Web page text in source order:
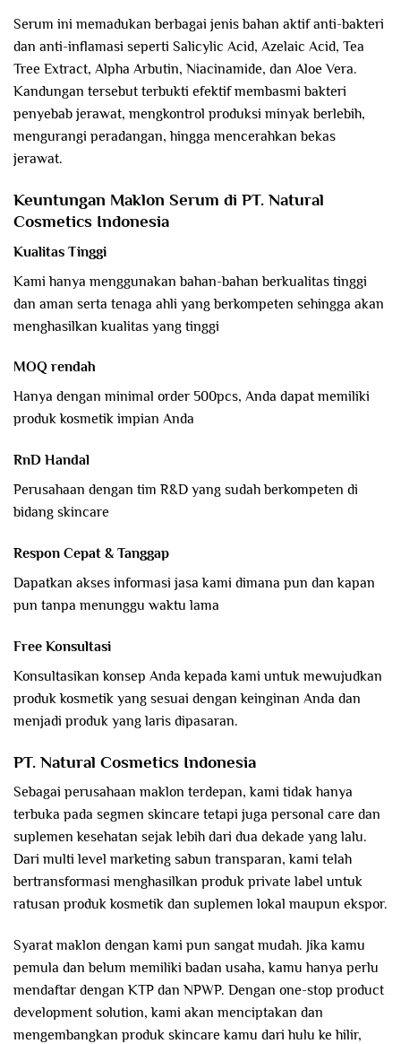
Serum ini memadukan berbagai jenis bahan aktif anti-bakteri
dan anti-inflamasi seperti Salicylic Acid, Azelaic Acid, Tea
Tree Extract, Alpha Arbutin, Niacinamide, dan Aloe Vera.
Kandungan tersebut terbukti efektif membasmi bakteri
penyebab jerawat, mengkontrol produksi minyak berlebih,
mengurangi peradangan, hingga mencerahkan bekas
jerawat.
Keuntungan Maklon Serum di PT. Natural
Cosmetics Indonesia
Kualitas Tinggi
Kami hanya menggunakan bahan-bahan berkualitas tinggi
dan aman serta tenaga ahli yang berkompeten sehingga akan
menghasilkan kualitas yang tinggi
MOQ rendah
Hanya dengan minimal order 500pcs, Anda dapat memiliki
produk kosmetik impian Anda
RnD Handal
Perusahaan dengan tim R&D yang sudah berkompeten di
bidang skincare
Respon Cepat & Tanggap
Dapatkan akses informasi jasa kami dimana pun dan kapan
pun tanpa menunggu waktu lama
Free Konsultasi
Konsultasikan konsep Anda kepada kami untuk mewujudkan
produk kosmetik yang sesuai dengan keinginan Anda dan
menjadi produk yang laris dipasaran.
PT. Natural Cosmetics Indonesia
Sebagai perusahaan maklon terdepan, kami tidak hanya
terbuka pada segmen skincare tetapi juga personal care dan
suplemen kesehatan sejak lebih dari dua dekade yang lalu.
Dari multi level marketing sabun transparan, kami telah
bertransformasi menghasilkan produk private label untuk
ratusan produk kosmetik dan suplemen lokal maupun ekspor.
Syarat maklon dengan kami pun sangat mudah. Jika kamu
pemula dan belum memiliki badan usaha, kamu hanya perlu
mendaftar dengan KTP dan NPWP. Dengan one-stop product
development solution, kami akan menciptakan dan
mengembangkan produk skincare kamu dari hulu ke hilir,